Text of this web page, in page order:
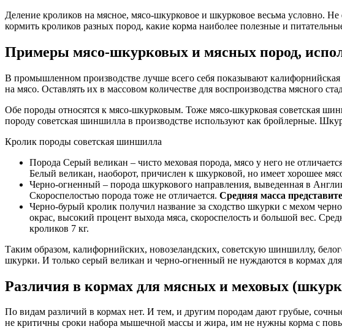
Деление кроликов на мясное, мясо-шкурковое и шкурковое весьма условно.
кормить кроликов разных пород, какие корма наиболее полезные и
Примеры мясо-шкурковых и мясных пород,
В промышленном производстве лучше всего себя показывают калифорнийская
на мясо. Оставлять их в массовом количестве для воспроизводства мясного
Обе породы относятся к мясо-шкурковым. Тоже мясо-шкурковая советская
породу советская шиншилла в производстве используют как бройлерные.
Кролик породы советская шиншилла
Порода Серый великан – чисто меховая порода, мясо у него не
Белый великан, наоборот, причислен к шкурковой, но имеет хорошее
Черно-огненный – порода шкуркового направления, выведенная в
Скороспелостью порода тоже не отличается. Средняя масса
Черно-бурый кролик получил название за сходство шкурки с мехом
окрас, высокий процент выхода мяса, скороспелость и большой вес.
кроликов 7 кг.
Таким образом, калифорнийских, новозеландских, советскую шиншиллу,
шкурки. И только серый великан и черно-огненный не нуждаются в кормах
Различия в кормах для мясных и меховых
По видам различий в кормах нет. И тем, и другим породам дают грубые,
не критичны сроки набора мышечной массы и жира, им не нужны корма с